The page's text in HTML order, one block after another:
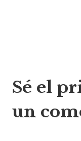
de
Sé el
un